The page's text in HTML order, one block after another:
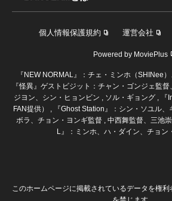
個人情報保護規約 運営会社
Powered by MoviePlus
『NEW NORMAL』：チェ・ミンホ（SHINee
『怪異』ゲストビジット：チャン・ゴンジェ監
ジヨン、シン・ヒョンビン , ソル・ギョング , 『
FAN提供） , 『Ghost Station』：シン・ソユル、
ボラ、チョン・ヨンギ監督 , 中西舞監督、三池
L』：ミンホ、ハ・ダイン、チョン
このホームページに掲載されているデータを権利